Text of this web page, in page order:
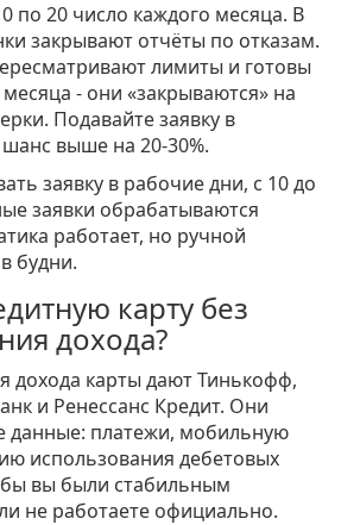
по 20 число каждого месяца. В
закрывают отчёты по отказам.
лимиты и готовы
- они «закрываются» на
Подавайте заявку в
выше на 20-30%.
заявку в рабочие дни, с 10 до
заявки обрабатываются
работает, но ручной
будни.
карту без
дохода?
дохода карты дают Тинькофф,
и Ренессанс Кредит. Они
данные: платежи, мобильную
использования дебетовых
вы были стабильным
не работаете официально.